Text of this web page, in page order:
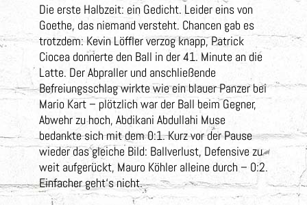
Die erste Halbzeit: ein Gedicht. Leider eins von
Goethe, das niemand versteht. Chancen gab es
trotzdem: Kevin Löffler verzog knapp, Patrick
Ciocea donnerte den Ball in der 41. Minute an die
Latte. Der Abpraller und anschließende
Befreiungsschlag wirkte wie ein blauer Panzer bei
Mario Kart – plötzlich war der Ball beim Gegner,
Abwehr zu hoch, Abdikani Abdullahi Muse
bedankte sich mit dem 0:1. Kurz vor der Pause
wieder das gleiche Bild: Ballverlust, Defensive zu
weit aufgerückt, Mauro Köhler alleine durch – 0:2.
Einfacher geht‘s nicht.